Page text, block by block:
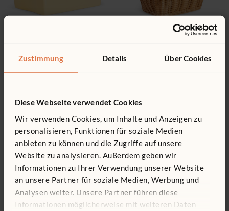
Zustimmung Details Über Cookies
Diese Webseite verwendet Cookies
Wir verwenden Cookies, um Inhalte und Anzeigen zu
personalisieren, Funktionen für soziale Medien
anbieten zu können und die Zugriffe auf unsere
Website zu analysieren. Außerdem geben wir
Informationen zu Ihrer Verwendung unserer Website
an unsere Partner für soziale Medien, Werbung und
Analysen weiter. Unsere Partner führen diese
Informationen möglicherweise mit weiteren Daten
Materialbox
12 € - 15 €
Tiefe wählen
Korb
14 € - 17 €
Materialkorb Eckkasten